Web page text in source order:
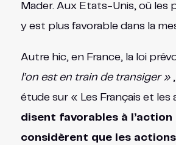
Mader. Aux Etats-Unis, où les
y est plus favorable dans la
Autre hic, en France, la loi
l’on est en train de transiger »,
étude sur « Les Français et
disent favorables à
considèrent que les